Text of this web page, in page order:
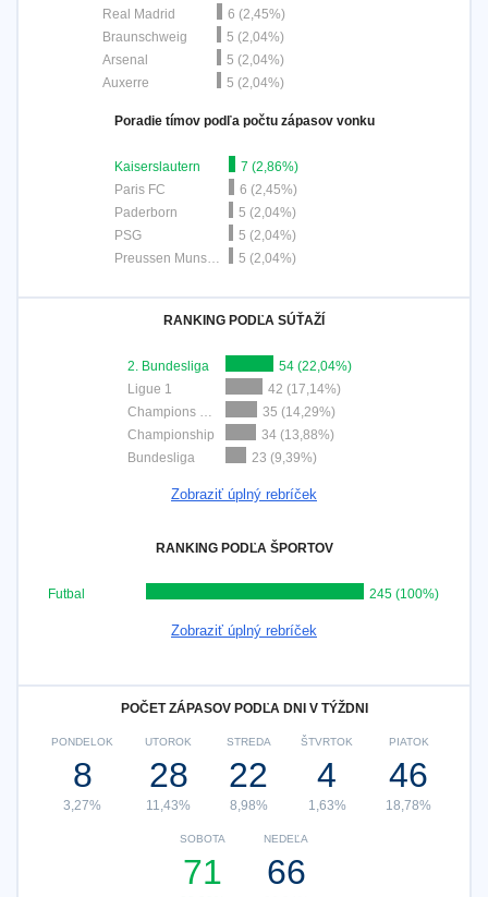
Real Madrid
6 (2,45%)
Braunschweig
5 (2,04%)
Arsenal
5 (2,04%)
Auxerre
5 (2,04%)
Poradie tímov podľa počtu zápasov vonku
Kaiserslautern
7 (2,86%)
Paris FC
6 (2,45%)
Paderborn
5 (2,04%)
PSG
5 (2,04%)
Preussen Munster
5 (2,04%)
RANKING PODĽA SÚŤAŽÍ
2. Bundesliga
54 (22,04%)
Ligue 1
42 (17,14%)
Champions League
35 (14,29%)
Championship
34 (13,88%)
Bundesliga
23 (9,39%)
Zobraziť úplný rebríček
RANKING PODĽA ŠPORTOV
Futbal 245 (100%)
Zobraziť úplný rebríček
POČET ZÁPASOV PODĽA DNI V TÝŽDNI
PONDELOK
8
3,27%
UTOROK
28
11,43%
STREDA
22
8,98%
ŠTVRTOK
4
1,63%
PIATOK
46
18,78%
SOBOTA
71
NEDEĽA
66